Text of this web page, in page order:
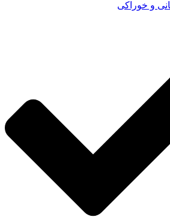
و خوراکی